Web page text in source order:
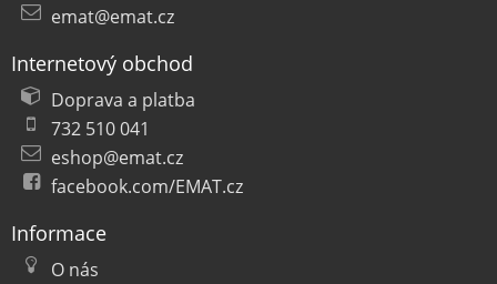
emat@emat.cz
Internetový obchod
Doprava a platba
732 510 041
eshop@emat.cz
facebook.com/EMAT.cz
Informace
O nás